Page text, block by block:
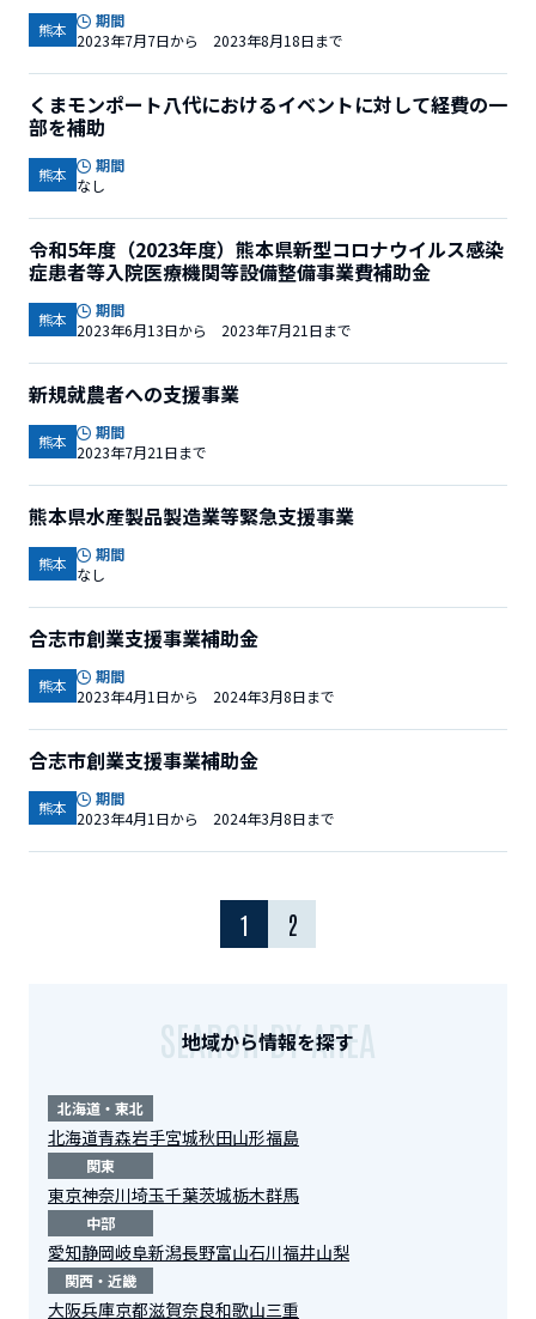
熊本
期間
2023年7月7日から 2023年8月18日まで
くまモンポート八代におけるイベントに対して経費の一
部を補助
熊本
期間
なし
令和5年度（2023年度）熊本県新型コロナウイルス感染
症患者等入院医療機関等設備整備事業費補助金
熊本
期間
2023年6月13日から 2023年7月21日まで
新規就農者への支援事業
熊本
期間
2023年7月21日まで
熊本県水産製品製造業等緊急支援事業
熊本
期間
なし
合志市創業支援事業補助金
熊本
期間
2023年4月1日から 2024年3月8日まで
合志市創業支援事業補助金
熊本
期間
2023年4月1日から 2024年3月8日まで
1 2
地域から情報を探す
SEARCH BY AREA
北海道・東北
北海道青森岩手宮城秋田山形福島
関東
東京神奈川埼玉千葉茨城栃木群馬
中部
愛知静岡岐阜新潟長野富山石川福井山梨
関西・近畿
大阪兵庫京都滋賀奈良和歌山三重